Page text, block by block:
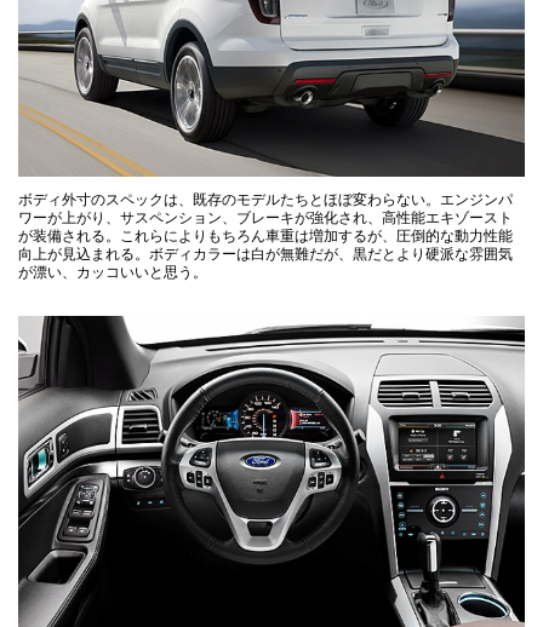
ボディ外寸のスペックは、既存のモデルたちとほぼ変わらない。エンジンパ
ワーが上がり、サスペンション、ブレーキが強化され、高性能エキゾースト
が装備される。これらによりもちろん車重は増加するが、圧倒的な動力性能
向上が見込まれる。ボディカラーは白が無難だが、黒だとより硬派な雰囲気
が漂い、カッコいいと思う。